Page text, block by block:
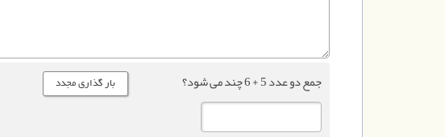
جمع دو عدد 5 + 6 چند می شود؟